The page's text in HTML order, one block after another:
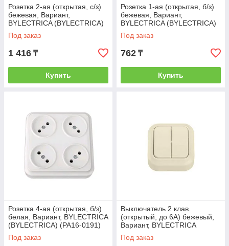
Розетка 2-ая (открытая, с/з)
бежевая, Вариант,
BYLECTRICA (BYLECTRICA)
(РА16-0142 бежевый)
Под заказ
1 416 ₸
Купить
Розетка 1-ая (открытая, б/з)
бежевая, Вариант,
BYLECTRICA (BYLECTRICA)
(РА16-0101 бежевый)
Под заказ
762 ₸
Купить
Розетка 4-ая (открытая, б/з)
белая, Вариант, BYLECTRICA
(BYLECTRICA) (РА16-0191)
Под заказ
Выключатель 2 клав.
(открытый, до 6А) бежевый,
Вариант, BYLECTRICA
(BYLECTRICA) (А5 6-2112
бежевый)
Под заказ